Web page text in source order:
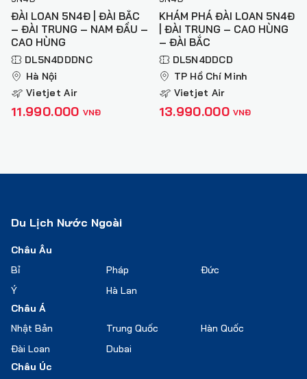
ĐÀI LOAN 5N4Đ | ĐÀI BẮC
– ĐÀI TRUNG – NAM ĐẦU –
CAO HÙNG
DL5N4DDDNC
Hà Nội
Vietjet Air
11.990.000 VNĐ
KHÁM PHÁ ĐÀI LOAN 5N4Đ
| ĐÀI TRUNG – CAO HÙNG
– ĐÀI BẮC
DL5N4DDCD
TP Hồ Chí Minh
Vietjet Air
13.990.000 VNĐ
Du Lịch Nước Ngoài
Châu Âu
Bỉ
Pháp
Đức
Ý
Hà Lan
Châu Á
Nhật Bản
Trung Quốc
Hàn Quốc
Đài Loan
Dubai
Châu Úc